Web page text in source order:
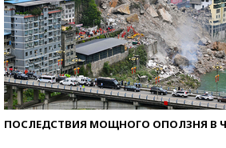
ПОСЛЕДСТВИЯ МОЩНОГО ОПОЛЗНЯ В